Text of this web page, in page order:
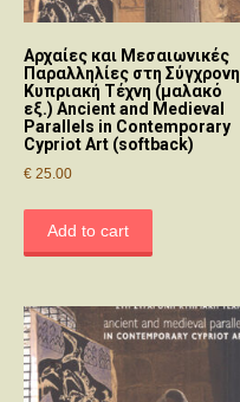
Αρχαίες και Μεσαιωνικές
Παραλληλίες στη Σύγχρονη
Κυπριακή Τέχνη (μαλακό
εξ.) Ancient and Medieval
Parallels in Contemporary
Cypriot Art (softback)
€ 25.00
Add to cart